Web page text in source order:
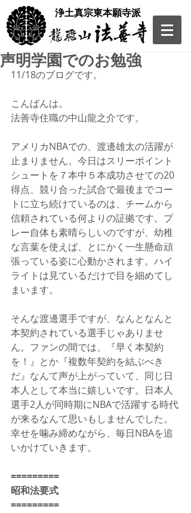
​浄土真宗東本願寺派
声明学園でのお勉強
11/18のブログです。
こんばんは。
法善寺住職の中山龍之介です。
アメリカNBAでの、渡邊雄太の活躍が
止まりません。今日はスリーポイント
シュートを７本中５本成功させての20
得点、競り合った試合で最後までコー
トに立ち続けているのは、チームから
信頼されている何よりの証拠です。プ
レー自体も素晴らしいのですが、幼稚
な言葉を使えば、とにかく一生懸命頑
張っている姿に心動かされます。ハイ
ライトは見ているだけで目を細めてし
まいます。
そんな渡邊選手ですが、なんとなんと
本契約されている選手じゃありませ
ん。ファンの間では、『早く本契約
を！』とか『複数年契約を結ぶべき
だ』なんて声が上がっていて、同じ日
本人として本当に嬉しいです。日本人
選手2人が同時期にNBAで活躍する時代
が来るなんて思いもしませんでした。
幸せを噛み締めながら、毎日NBAを追
いかけていきます。
=========
昭和法要式
=========